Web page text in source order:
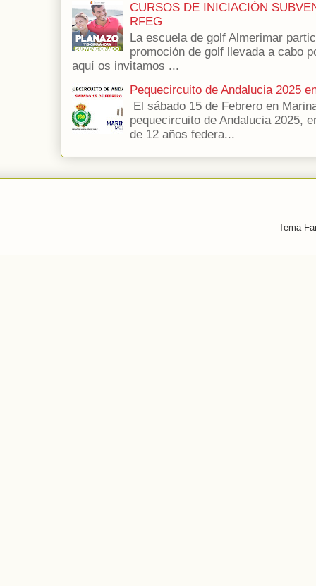
CURSOS DE INICIACIÓN
RFEG
La escuela de golf Almerimar
promoción de golf llevada a cabo
aquí os invitamos ...
Pequecircuito de Andalucia 2025
El sábado 15 de Febrero en
pequecircuito de Andalucia 2025,
de 12 años federa...
Tema